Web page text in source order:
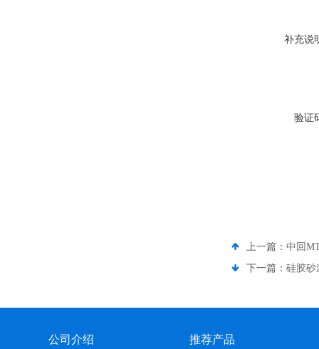
补充说
验证
上一篇： 中回
下一篇： 硅胶砂
公司介绍 推荐产品